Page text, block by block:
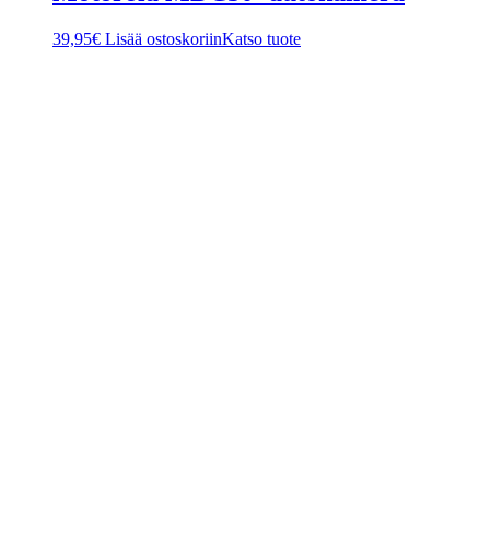
39,95€ Lisää ostoskoriinKatso tuote